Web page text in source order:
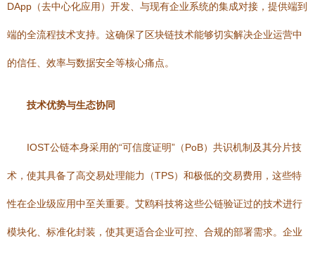
DApp（去中心化应用）开发、与现有企业系统的集成对接，提供端到
端的全流程技术支持。这确保了区块链技术能够切实解决企业运营中
的信任、效率与数据安全等核心痛点。
技术优势与生态协同
IOST公链本身采用的“可信度证明”（PoB）共识机制及其分片技
术，使其具备了高交易处理能力（TPS）和极低的交易费用，这些特
性在企业级应用中至关重要。艾鸥科技将这些公链验证过的技术进行
模块化、标准化封装，使其更适合企业可控、合规的部署需求。企业